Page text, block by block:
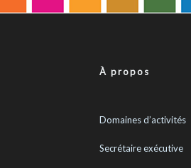
À propos
Domaines d’activités
Secrétaire exécutive